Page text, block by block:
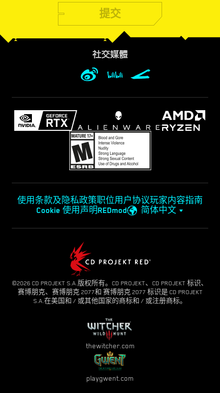
提交
社交媒體
使用条款及隐私政策职位用户协议玩家内容指南
Cookie 使用声明REDmod 简体中文
©2026 CD PROJEKT S.A.版权所有。CD PROJEKT、CD PROJEKT 标识、
赛博朋克、赛博朋克 2077和 赛博朋克 2077 标识是 CD PROJEKT
S.A.在美国和 / 或其他国家的商标和 / 或注册商标。
thewitcher.com
playgwent.com